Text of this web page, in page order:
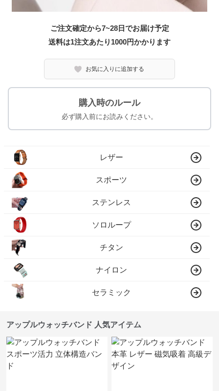
ご注文確定から7~28日でお届け予定
送料は1注文あたり 1000円かかります
お気に入りに追加する
購入時のルール
必ず購入前にお読みください。
レザー
スポーツ
ステンレス
ソロループ
チタン
ナイロン
セラミック
アップルウォッチバンド 人気アイテム